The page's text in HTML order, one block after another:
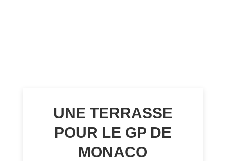
UNE TERRASSE
POUR LE GP DE
MONACO